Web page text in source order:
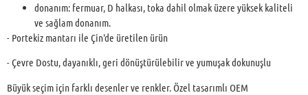
donanım: fermuar, D halkası, toka dahil olmak üzere yüksek kaliteli
ve sağlam donanım.
- Portekiz mantarı ile Çin'de üretilen ürün
- Çevre Dostu, dayanıklı, geri dönüştürülebilir ve yumuşak dokunuşlu
Büyük seçim için farklı desenler ve renkler. Özel tasarımlı OEM